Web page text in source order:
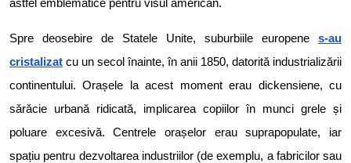
astfel emblematice pentru visul american.
Spre deosebire de Statele Unite, suburbiile europene s-au
cristalizat cu un secol înainte, în anii 1850, datorită industrializării
continentului. Orașele la acest moment erau dickensiene, cu
sărăcie urbană ridicată, implicarea copiilor în munci grele și
poluare excesivă. Centrele orașelor erau suprapopulate, iar
spațiu pentru dezvoltarea industriilor (de exemplu, a fabricilor sau